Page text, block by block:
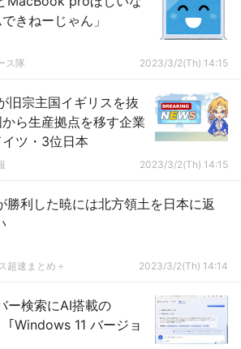
きねーじゃん」
ス隊 2023/3/2(Th) 14:15
旧宗主国イギリスを抜
ら生産拠点を移す企業
ツ・3位日本
2023/3/2(Th) 14:15
勝利した暁には北方領土を日本に返
超速まとめ＋ 2023/3/2(Th) 14:14
ー検索にAI搭載の
Windows 11 バージョ